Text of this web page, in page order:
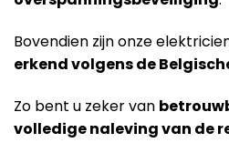
Bovendien zijn onze
erkend volgens de
Zo bent u zeker van
volledige naleving van de